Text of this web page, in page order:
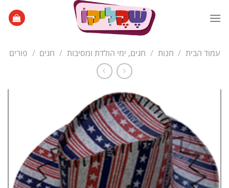
עמוד הבית / חנות / חגים, ימי הולדת ומסיבות / חגים / פורים